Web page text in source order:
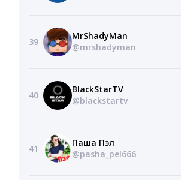
39
MrShadyMan
@mrshadyman
40
BlackStarTV
@blackstartv
41
Паша Пэл
@pasha_pel666